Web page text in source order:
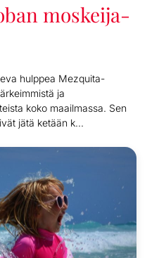
moskeija-
hulppea Mezquita-
ja
koko maailmassa. Sen
jätä ketään k...